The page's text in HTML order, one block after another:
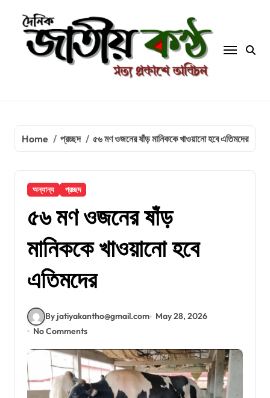
content
Home প্রচ্ছদ ৫৬ মণ ওজনের ষাঁড় মানিককে খাওয়ানো হবে এতিমদের
অন্যান্য প্রচ্ছদ
৫৬ মণ ওজনের ষাঁড়
মানিককে খাওয়ানো হবে
এতিমদের
By jatiyakantho@gmail.com
May 28, 2026
No Comments